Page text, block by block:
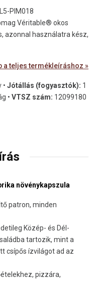
PIM018
Véritable® okos
azonnal használatra kész,
a teljes termékleíráshoz »
• Jótállás (fogyasztók): 1
• VTSZ szám: 12099180
növénykapszula
patron, minden
Közép- és Dél-
tartozik, mint a
csípős ízvilágot ad az
pizzára,